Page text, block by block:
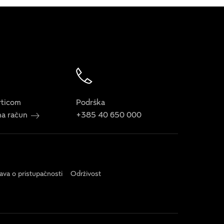
račun
Podrška
+385 40 650 000
o pristupačnosti Održivost